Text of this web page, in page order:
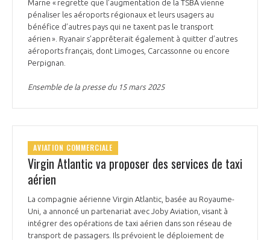
Marne « regrette que l’augmentation de la TSBA vienne
pénaliser les aéroports régionaux et leurs usagers au
bénéfice d’autres pays qui ne taxent pas le transport
aérien ». Ryanair s’apprêterait également à quitter d’autres
aéroports français, dont Limoges, Carcassonne ou encore
Perpignan.
Ensemble de la presse du 15 mars 2025
AVIATION COMMERCIALE
Virgin Atlantic va proposer des services de taxi
aérien
La compagnie aérienne Virgin Atlantic, basée au Royaume-
Uni, a annoncé un partenariat avec Joby Aviation, visant à
intégrer des opérations de taxi aérien dans son réseau de
transport de passagers. Ils prévoient le déploiement de